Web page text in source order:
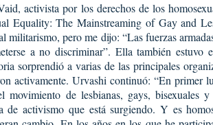
activista por los derechos de los
Equality: The Mainstreaming of Gay and
militarismo, pero me dijo: “Las fuerzas
a no discriminar”. Ella también estuvo
sorprendió a varias de las principales
activamente. Urvashi continuó: “En primer
movimiento de lesbianas, gays, bisexuales
de activismo que está surgiendo. Y es